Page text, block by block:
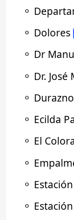
⚬
⚬ Dolores
⚬ Dr
⚬ Dr.
⚬ Durazno
⚬ Ecilda
⚬ El
⚬
⚬
⚬